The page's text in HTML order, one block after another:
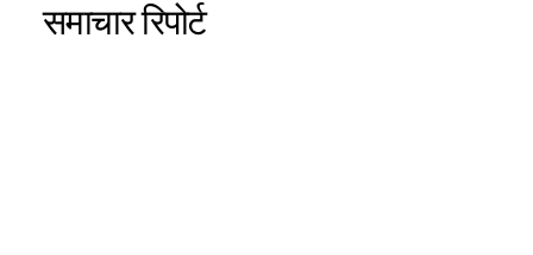
समाचार रिपोर्ट